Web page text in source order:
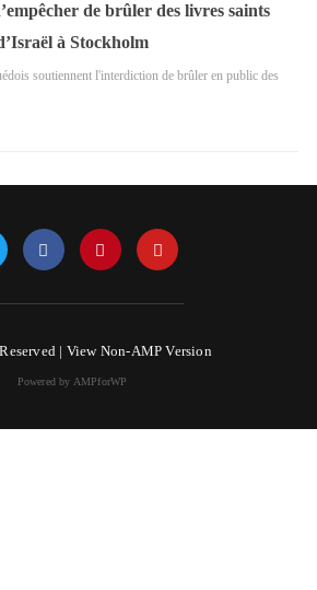
de brûler des livres saints
à Stockholm
soutiennent l'interdiction de brûler en public des
| View Non-AMP Version
Powered by AMPforWP